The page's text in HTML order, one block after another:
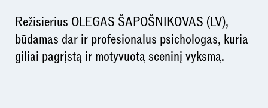
Režisierius OLEGAS ŠAPOŠNIKOVAS (LV),
būdamas dar ir profesionalus psichologas, kuria
giliai pagrįstą ir motyvuotą sceninį vyksmą.